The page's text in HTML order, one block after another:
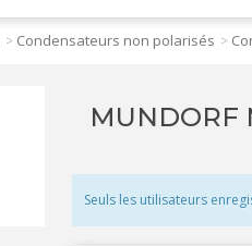
> Condensateurs non polarisés >
MUNDORF
Seuls les utilisateurs